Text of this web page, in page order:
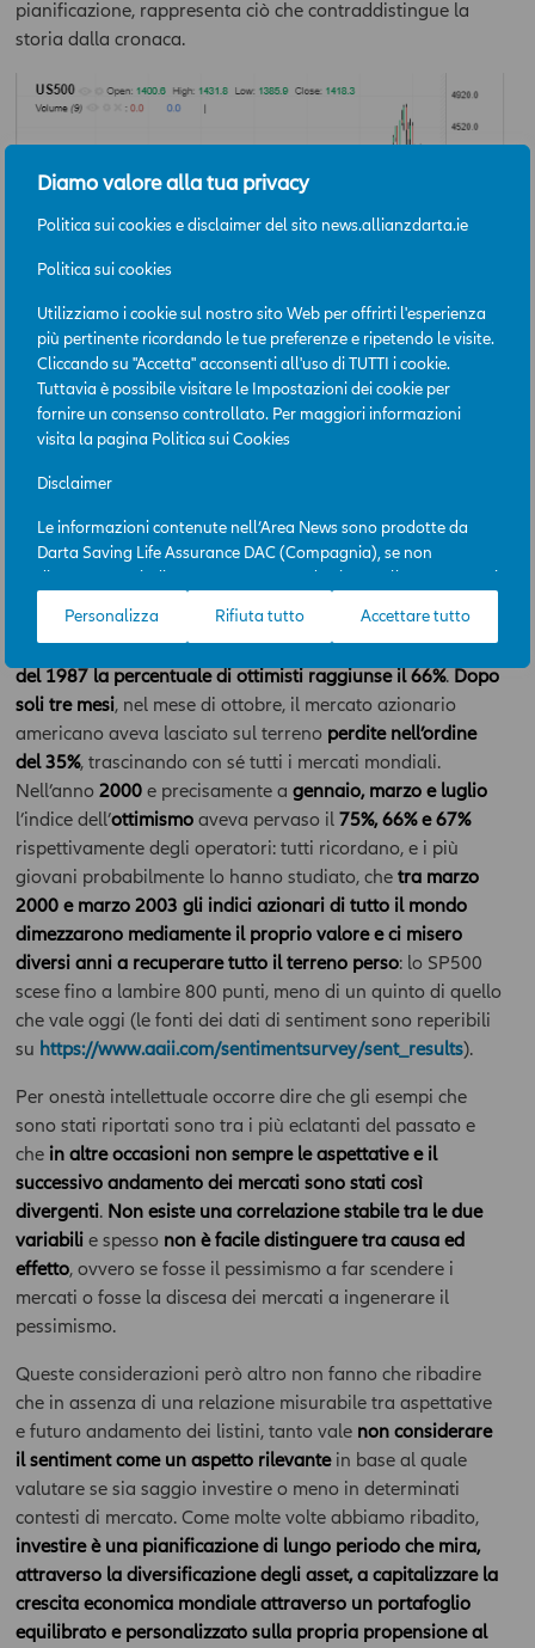
Diamo valore alla tua privacy
Politica sui cookies e disclaimer del sito news.allianzdarta.ie
Politica sui cookies
Utilizziamo i cookie sul nostro sito Web per offrirti l'esperienza
più pertinente ricordando le tue preferenze e ripetendo le visite.
Cliccando su "Accetta" acconsenti all'uso di TUTTI i cookie.
Tuttavia è possibile visitare le Impostazioni dei cookie per
fornire un consenso controllato. Per maggiori informazioni
visita la pagina Politica sui Cookies
Disclaimer
Le informazioni contenute nell’Area News sono prodotte da
Darta Saving Life Assurance DAC (Compagnia), se non
diversamente indicato. L’Area News è destinata all’uso per scopi
all’Area News e l’utilizzo delle informazioni in essa contenute
Compagnia potrà, in qualunque momento, a propria
discrezione e con efficacia immediata, modificare i contenuti e
le modalità funzionali ed operative dell’Area News, incluso il
diritto di modificare, limitare e/o escludere, temporaneamente
o definitivamente, l’accesso ai contenuti dell’Area, senza
necessità di acquisire il previo consenso dell’ utente.
I contenuti dell’ Area hanno finalità esclusivamente
informativa e descrittiva, e non assumono carattere di
ufficialità. In nessun caso tali contenuti assumono valore di
consulenza professionale, né dagli stessi può derivare
l’assunzione di alcun impegno da parte della Compagnia.
Qualsiasi prodotto, strumento, servizio cui fa riferimento l’Area
potrebbe non essere adeguato per l'utente; prima di effettuare
qualsiasi operazione, l'utente dovrà, pertanto, valutare, in
autonomia, la rilevanza delle informazioni pubblicate sull’Area
situazione finanziaria e di qualsiasi altra circostanza rilevante,
e comunque sempre consultare la documentazione d’offerta
presente sul sitowww.allianzdarta.ie. La Compagnia non
garantisce l’aggiornamento, l’accuratezza, la completezza e
l’idoneità allo scopo dei dati e delle informazioni presenti
nell’Area; l’utilizzo e la diffusione di tali dati e informazioni da
parte dell’utente avviene, pertanto, sotto la propria esclusiva
responsabilità. La Compagnia verifica con cura che le
informazioni pubblicate nell’ Area siano prodotte sulla base di
fonti attendibili; la Compagnia tuttavia non potrà in ogni caso
completezza delle stesse. Inoltre, le informazioni pubblicate
nell’ Area News possono basarsi su determinati dati, opinioni o
previsioni che possono cambiare nel tempo; in particolare
qualsiasi prezzo e valore pubblicato deve essere riferito alla
data e all'ora espressamente riportati; l'utente dovrà, pertanto,
verificarne sempre l'attualità.Dati ed informazioni presenti
nell’Area - incluso valori, notizie, immagini, grafici, disegni e
marchi - sono coperti da copyright e dalla normativa in materia
di proprietà industriale. All'utente non è concessa alcuna
licenza né diritto d'uso a scopo commerciale, senza preventiva
autorizzazione scritta da parte della Compagnia.
Personalizza Rifiuta tutto Accettare tutto
pianificazione, rappresenta ciò che contraddistingue la
storia dalla cronaca.
Guardando invece sul fronte opposto, quello in cui il
di mercatoinvece è risultato particolarmente ottimista, per
non direeuforico, possiamo citare tre esempi limite e tutti
in periodi risalenti ad almeno due decadi fa.Nell’agosto
del 1987 la percentuale di ottimisti raggiunse il 66%. Dopo
soli tre mesi, nel mese di ottobre, il mercato azionario
americano aveva lasciato sul terreno perdite nell’ordine
del 35%, trascinando con sé tutti i mercati mondiali.
Nell’anno 2000e precisamente a gennaio, marzo e luglio
l’indice dell’ottimismoaveva pervaso il 75%, 66% e 67%
rispettivamente degli operatori: tutti ricordano, e i più
giovani probabilmente lo hanno studiato, che tra marzo
2000 e marzo 2003 gli indici azionari di tutto il mondo
dimezzarono mediamente il proprio valore e ci misero
diversi anni a recuperare tutto il terreno perso: lo SP500
scese fino a lambire 800 punti, meno di un quinto di quello
che vale oggi (le fonti dei dati di sentiment sono reperibili
su https://www.aaii.com/sentimentsurvey/sent_results).
Per onestà intellettuale occorre dire che gli esempi che
sono stati riportati sono tra i più eclatanti del passato e
che in altre occasioni non sempre le aspettative e il
successivo andamento dei mercati sono stati così
divergenti. Non esiste una correlazione stabile tra le due
variabilie spesso non è facile distinguere tra causa ed
effetto, ovvero se fosse il pessimismo a far scendere i
mercati o fosse la discesa dei mercati a ingenerare il
pessimismo.
Queste considerazioni però altro non fanno che ribadire
che in assenza di una relazione misurabile tra aspettative
e futuro andamento dei listini, tanto vale non considerare
il sentiment come un aspetto rilevantein base al quale
valutare se sia saggio investire o meno in determinati
contesti di mercato. Come molte volte abbiamo ribadito,
investire è una pianificazione di lungo periodo che mira,
attraverso la diversificazione degli asset, a capitalizzare la
crescita economica mondiale attraverso un portafoglio
equilibrato e personalizzato sulla propria propensione al